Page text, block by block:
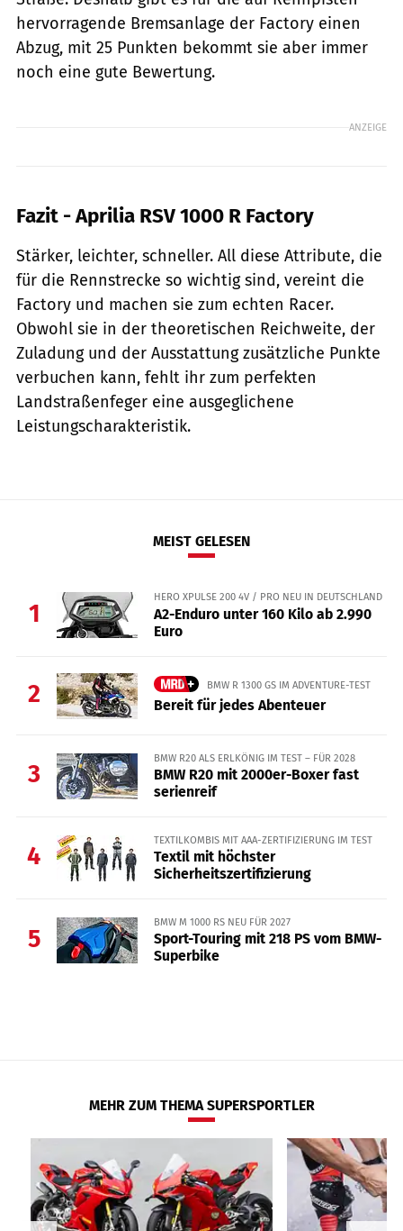
hervorragende Bremsanlage der Factory einen
Abzug, mit 25 Punkten bekommt sie aber immer
noch eine gute Bewertung.
ANZEIGE
Fazit - Aprilia RSV 1000 R Factory
Stärker, leichter, schneller. All diese Attribute, die
für die Rennstrecke so wichtig sind, vereint die
Factory und machen sie zum echten Racer.
Obwohl sie in der theoretischen Reichweite, der
Zuladung und der Ausstattung zusätzliche Punkte
verbuchen kann, fehlt ihr zum perfekten
Landstraßenfeger eine ausgeglichene
Leistungscharakteristik.
MEIST GELESEN
1
HERO XPULSE 200 4V / PRO NEU IN DEUTSCHLAND
A2-Enduro unter 160 Kilo ab 2.990
Euro
2 BMW R 1300 GS IM ADVENTURE-TEST
Bereit für jedes Abenteuer
3
BMW R20 ALS ERLKÖNIG IM TEST – FÜR 2028
BMW R20 mit 2000er-Boxer fast
serienreif
4
TEXTILKOMBIS MIT AAA-ZERTIFIZIERUNG IM TEST
Textil mit höchster
Sicherheitszertifizierung
5
BMW M 1000 RS NEU FÜR 2027
Sport-Touring mit 218 PS vom BMW-
Superbike
MEHR ZUM THEMA SUPERSPORTLER